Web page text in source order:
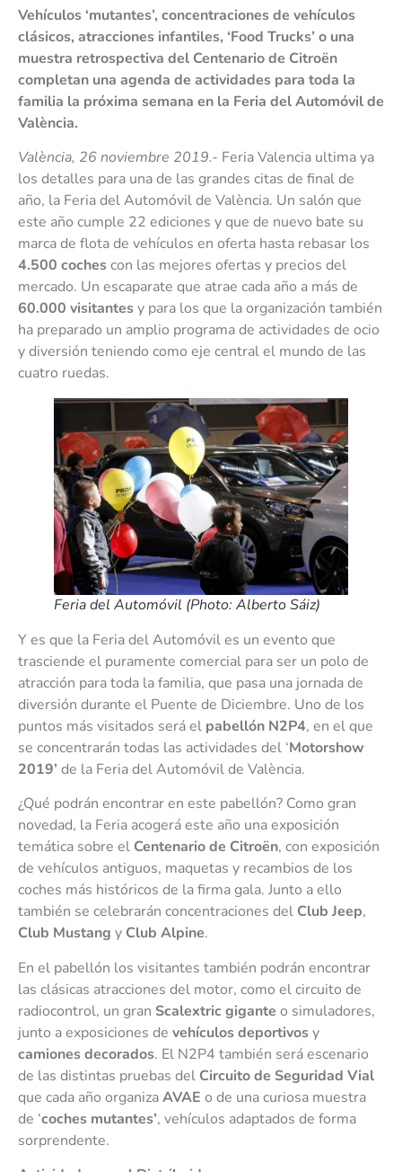
Vehículos ‘mutantes’, concentraciones de vehículos
clásicos, atracciones infantiles, ‘Food Trucks’ o una
muestra retrospectiva del Centenario de Citroën
completan una agenda de actividades para toda la
familia la próxima semana en la Feria del Automóvil de
València.
València, 26 noviembre 2019.- Feria Valencia ultima ya
los detalles para una de las grandes citas de final de
año, la Feria del Automóvil de València. Un salón que
este año cumple 22 ediciones y que de nuevo bate su
marca de flota de vehículos en oferta hasta rebasar los
4.500 cochescon las mejores ofertas y precios del
mercado. Un escaparate que atrae cada año a más de
60.000 visitantesy para los que la organización también
ha preparado un amplio programa de actividades de ocio
y diversión teniendo como eje central el mundo de las
cuatro ruedas.
Feria del Automóvil (Photo: Alberto Sáiz)
Y es que la Feria del Automóvil es un evento que
trasciende el puramente comercial para ser un polo de
atracción para toda la familia, que pasa una jornada de
diversión durante el Puente de Diciembre. Uno de los
puntos más visitados será el pabellón N2P4, en el que
se concentrarán todas las actividades del ‘Motorshow
2019’ de la Feria del Automóvil de València.
¿Qué podrán encontrar en este pabellón? Como gran
novedad, la Feria acogerá este año una exposición
temática sobre el Centenario de Citroën, con exposición
de vehículos antiguos, maquetas y recambios de los
coches más históricos de la firma gala. Junto a ello
también se celebrarán concentraciones del Club Jeep,
Club Mustang y Club Alpine.
En el pabellón los visitantes también podrán encontrar
las clásicas atracciones del motor, como el circuito de
radiocontrol, un gran Scalextric gigante o simuladores,
junto a exposiciones de vehículos deportivosy
camiones decorados. El N2P4 también será escenario
de las distintas pruebas del Circuito de Seguridad Vial
que cada año organizaAVAE o de una curiosa muestra
de ‘coches mutantes’, vehículos adaptados de forma
sorprendente.